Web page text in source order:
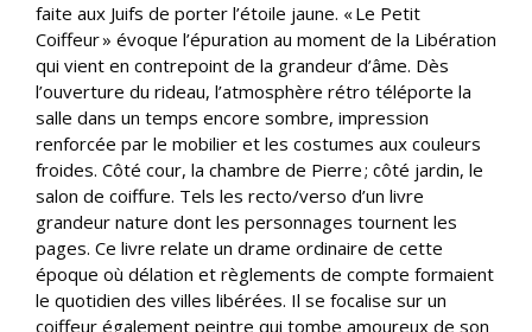
faite aux Juifs de porter l’étoile jaune. « Le Petit
Coiffeur » évoque l’épuration au moment de la Libération
qui vient en contrepoint de la grandeur d’âme. Dès
l’ouverture du rideau, l’atmosphère rétro téléporte la
salle dans un temps encore sombre, impression
renforcée par le mobilier et les costumes aux couleurs
froides. Côté cour, la chambre de Pierre ; côté jardin, le
salon de coiffure. Tels les recto/verso d’un livre
grandeur nature dont les personnages tournent les
pages. Ce livre relate un drame ordinaire de cette
époque où délation et règlements de compte formaient
le quotidien des villes libérées. Il se focalise sur un
coiffeur également peintre qui tombe amoureux de son